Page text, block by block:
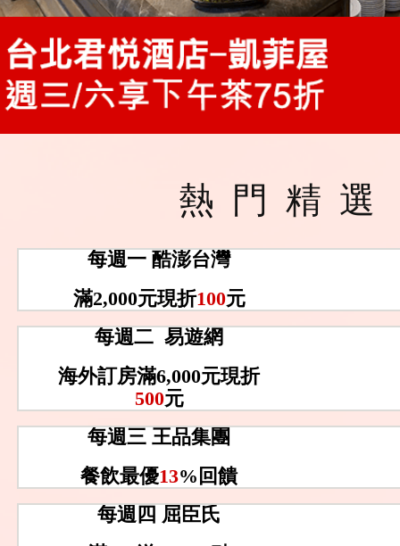
熱門精選
每週一 酷澎台灣
滿2,000元現折100元
每週二 易遊網
海外訂房滿6,000元現折
500元
每週三 王品集團
餐飲最優13%回饋
每週四 屈臣氏